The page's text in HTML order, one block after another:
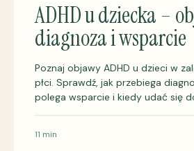
ADHD u dziecka –
diagnoza i wsparcie
Poznaj objawy ADHD u dzieci w
płci. Sprawdź, jak przebiega
polega wsparcie i kiedy udać się
11 min